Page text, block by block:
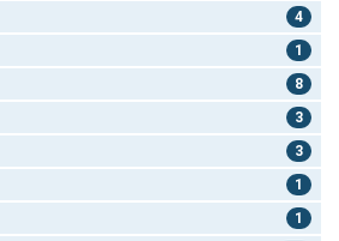
4
1
8
3
3
1
1